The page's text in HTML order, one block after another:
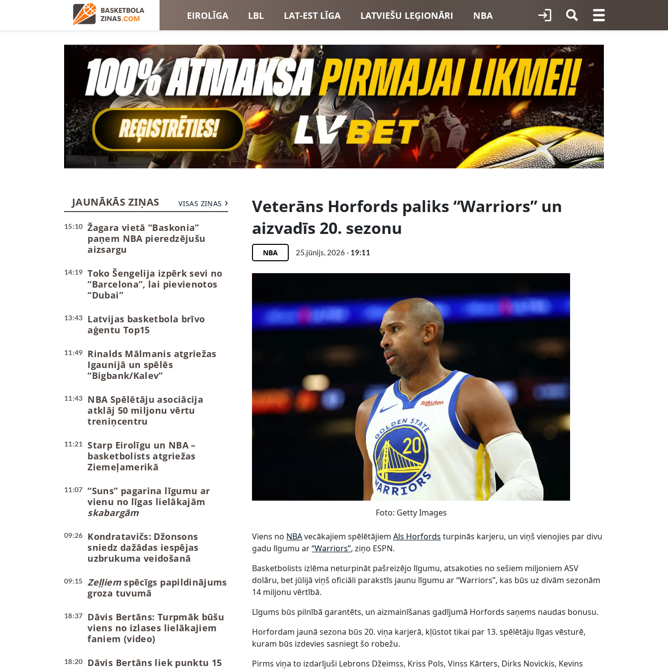
EIROLĪGA LBL LAT-EST LĪGA LATVIEŠU LEĢIONĀRI NBA
EIROKAUSI LATVIJAS IZLASE
JAUNĀKĀS ZIŅAS VISAS ZIŅAS
15:10
Žagara vietā “Baskonia”
paņem NBA pieredzējušu
aizsargu
14:19
Toko Šengelija izpērk sevi no
“Barcelona”, lai pievienotos
“Dubai”
13:43
Latvijas basketbola brīvo
aģentu Top15
11:49
Rinalds Mālmanis atgriežas
Igaunijā un spēlēs
“Bigbank/Kalev”
11:43
NBA Spēlētāju asociācija
atklāj 50 miljonu vērtu
treniņcentru
11:21
Starp Eirolīgu un NBA –
basketbolists atgriežas
Ziemeļamerikā
11:07
“Suns” pagarina līgumu ar
vienu no līgas lielākajām
skabargām
09:26
Kondratavičs: Džonsons
sniedz dažādas iespējas
uzbrukuma veidošanā
09:15 Zeļļiemspēcīgs papildinājums
groza tuvumā
18:37
Dāvis Bertāns: Turpmāk būšu
viens no izlases lielākajiem
faniem (video)
18:20
Dāvis Bertāns liek punktu 15
Veterāns Horfords paliks “Warriors” un
aizvadīs 20. sezonu
NBA 25.jūnijs, 2026 - 19:11
Foto: Getty Images
Viens no NBAvecākajiem spēlētājiem Als Horfords turpinās karjeru, un viņš vienojies par divu
gadu līgumu ar“Warriors”, ziņo ESPN.
Basketbolists izlēma neturpināt pašreizējo līgumu, atsakoties no sešiem miljoniem ASV
dolāru, bet jūlijā viņš oficiāli parakstīs jaunu līgumu ar “Warriors”, kas būs uz divām sezonām
14 miljonu vērtībā.
Līgums būs pilnībā garantēts, un aizmainīšanas gadījumā Horfords saņems naudas bonusu.
Horfordam jaunā sezona būs 20. viņa karjerā, kļūstot tikai par 13. spēlētāju līgas vēsturē,
kuram būs izdevies sasniegt šo robežu.
Pirms viņa to izdarījuši Lebrons Džeimss, Kriss Pols, Vinss Kārters, Dirks Novickis, Kevins